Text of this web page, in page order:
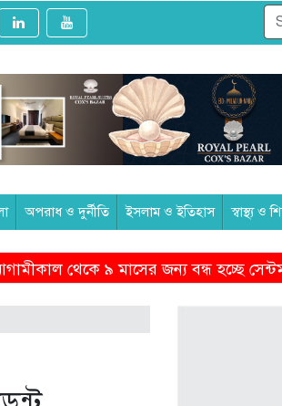
অপরাধ ও দুর্নীতি ইসলাম ও ইতিহাস স্বাস্থ্য ও
সেন্টমার্টিন ভ্রমণ পক্ষপাতদুষ্ট